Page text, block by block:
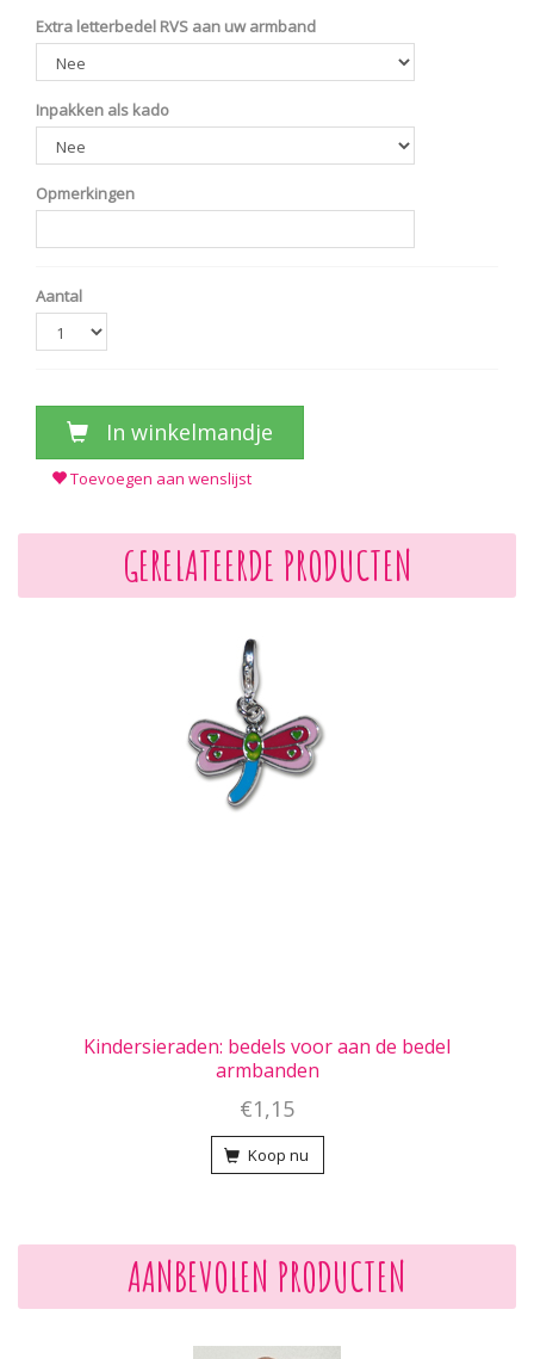
Extra letterbedel RVS aan uw armband
Inpakken als kado
Opmerkingen
Aantal
In winkelmandje
Toevoegen aan wenslijst
GERELATEERDE PRODUCTEN
Kindersieraden: bedels voor aan de bedel
armbanden
€1,15
Koop nu
AANBEVOLEN PRODUCTEN